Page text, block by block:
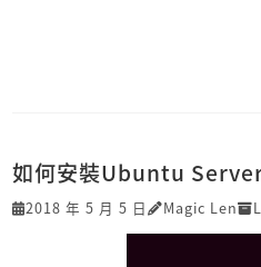
如何安裝Ubuntu
2018 年 5 月 5 日 Magic Len